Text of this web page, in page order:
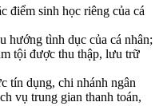
sinh học riêng của cá
tình dục của cá nhân;
tội được thu thập, lưu trữ
tín dụng, chi nhánh ngân
vụ trung gian thanh toán,